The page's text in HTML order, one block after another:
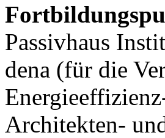
Passivhaus
dena (für die
Architekten-